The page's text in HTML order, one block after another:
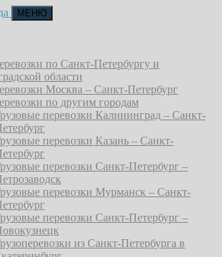
МЕНЮ
по Санкт-Петербургу и
области
Москва – Санкт-Петербург
по другим городам
перевозки Калининград – Санкт-
перевозки Казань – Санкт-
перевозки Санкт-Петербург –
перевозки Мурманск – Санкт-
перевозки Санкт-Петербург –
из Санкт-Петербурга в